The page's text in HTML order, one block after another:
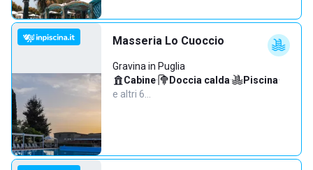
Masseria Lo Cuoccio
Gravina in Puglia
Cabine· Doccia calda· Piscina·
e altri 6…